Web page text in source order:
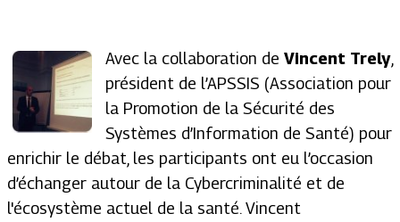
Avec la collaboration de Vincent Trely
président de l’APSSIS (Association pour
la Promotion de la Sécurité des
Systèmes d’Information de Santé) pour
enrichir le débat, les participants ont eu l’occasion
d’échanger autour de la Cybercriminalité et de
l'écosystème actuel de la santé. Vincent